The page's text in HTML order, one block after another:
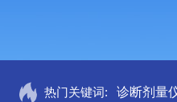
热门关键词: 诊断剂量